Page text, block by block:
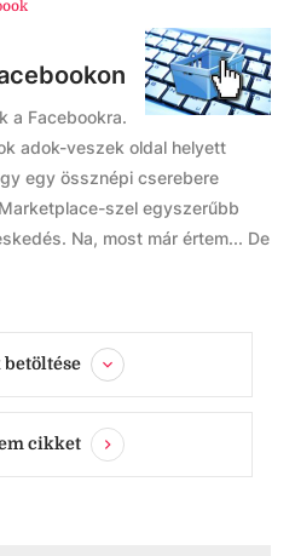
a Facebookra.
adok-veszek oldal helyett
egy össznépi cserebere
szel egyszerűbb
Na, most már értem... De
betöltése
cikket